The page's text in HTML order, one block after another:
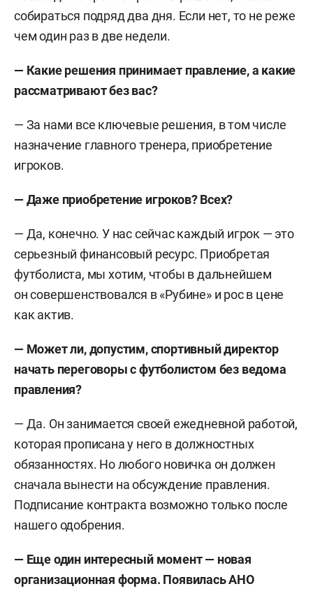
собираться подряд два дня. Если нет, то не реже
чем один раз в две недели.
— Какие решения принимает правление, а какие
рассматривают без вас?
— За нами все ключевые решения, в том числе
назначение главного тренера, приобретение
игроков.
— Даже приобретение игроков? Всех?
— Да, конечно. У нас сейчас каждый игрок — это
серьезный финансовый ресурс. Приобретая
футболиста, мы хотим, чтобы в дальнейшем
он совершенствовался в «Рубине» и рос в цене
как актив.
— Может ли, допустим, спортивный директор
начать переговоры с футболистом без ведома
правления?
— Да. Он занимается своей ежедневной работой,
которая прописана у него в должностных
обязанностях. Но любого новичка он должен
сначала вынести на обсуждение правления.
Подписание контракта возможно только после
нашего одобрения.
— Еще один интересный момент — новая
организационная форма. Появилась АНО